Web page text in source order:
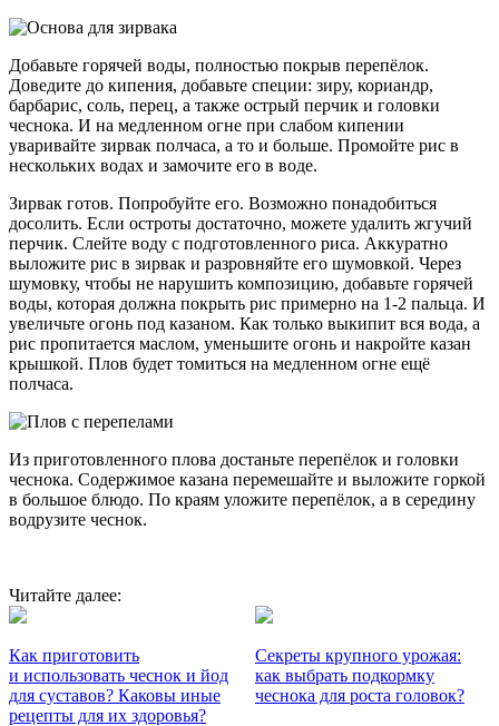
Добавьте горячей воды, полностью покрыв перепёлок.
Доведите до кипения, добавьте специи: зиру, кориандр,
барбарис, соль, перец, а также острый перчик и головки
чеснока. И на медленном огне при слабом кипении
уваривайте зирвак полчаса, а то и больше. Промойте рис в
нескольких водах и замочите его в воде.
Зирвак готов. Попробуйте его. Возможно понадобиться
досолить. Если остроты достаточно, можете удалить жгучий
перчик. Слейте воду с подготовленного риса. Аккуратно
выложите рис в зирвак и разровняйте его шумовкой. Через
шумовку, чтобы не нарушить композицию, добавьте горячей
воды, которая должна покрыть рис примерно на 1-2 пальца. И
увеличьте огонь под казаном. Как только выкипит вся вода, а
рис пропитается маслом, уменьшите огонь и накройте казан
крышкой. Плов будет томиться на медленном огне ещё
полчаса.
Из приготовленного плова достаньте перепёлок и головки
чеснока. Содержимое казана перемешайте и выложите горкой
в большое блюдо. По краям уложите перепёлок, а в середину
водрузите чеснок.
Читайте далее:
Как приготовить
и использовать чеснок и йод
для суставов? Каковы иные
рецепты для их здоровья?
Секреты крупного урожая:
как выбрать подкормку
чеснока для роста головок?